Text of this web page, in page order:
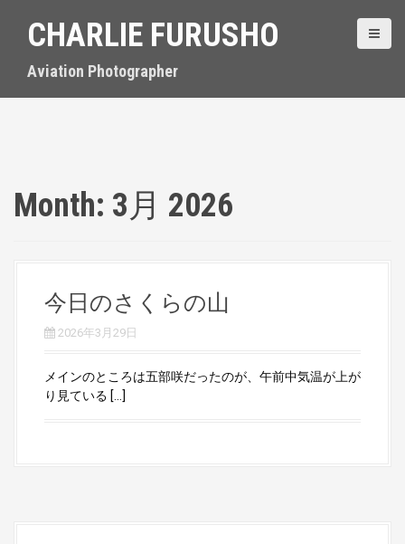
CHARLIE FURUSHO
Aviation Photographer
Month: 3月 2026
今日のさくらの山
2026年3月29日
メインのところは五部咲だったのが、午前中気温が上が
り見ている […]